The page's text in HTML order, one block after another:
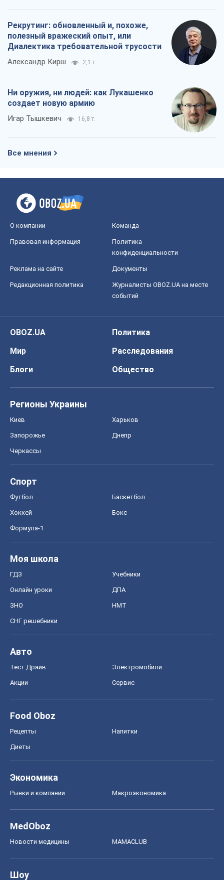
Рекрутинг: обновленный и, похоже,
полезный вражеский опыт, или
Диалектика требовательной трусости
Александр Кирш 2,1 т.
Ни оружия, ни людей: как Лукашенко
создает новую армию
Игар Тышкевич 16,8 т.
Все мнения
О компании Команда
Правовая информация
Политика
конфиденциальности
Реклама на сайте Документы
Редакционная политика
Журналисты OBOZ.UA на месте
событий
OBOZ.UA
Политика
Мир
Расследования
Блоги
Общество
Регионы Украины
Киев Харьков
Запорожье Днепр
Черкассы
Спорт
Футбол Баскетбол
Хоккей Бокс
Формула-1
Моя школа
ГДЗ Учебники
Онлайн уроки ДПА
ЗНО НМТ
СНГ решебники
Авто
Тест Драйв Электромобили
Акции Сервис
Food Oboz
Рецепты Напитки
Диеты
Экономика
Рынки и компании Mакроэкономика
MedOboz
Новости медицины MAMACLUB
Шоу